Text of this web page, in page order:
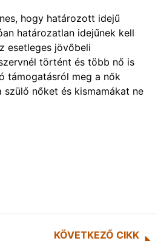
hogy határozott idejű
határozatlan idejűnek kell
esetleges jövőbeli
történt és több nő is
támogatásról meg a nők
nőket és kismamákat ne
KÖVETKEZŐ CIKK